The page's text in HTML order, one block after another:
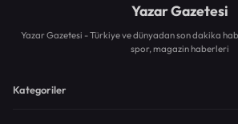
Yazar Gazetesi
Yazar Gazetesi - Türkiye ve dünyadan son dakika
spor, magazin haberleri
Kategoriler